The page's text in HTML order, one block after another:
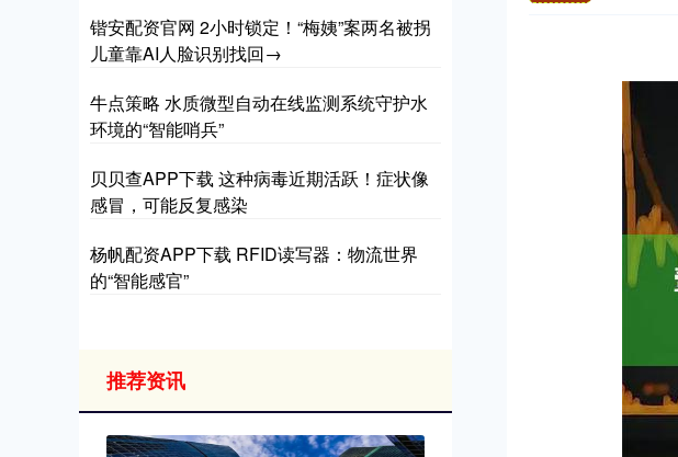
锴安配资官网 2小时锁定！“梅姨”案两名被拐
儿童靠AI人脸识别找回→
牛点策略 水质微型自动在线监测系统守护水
环境的“智能哨兵”
贝贝查APP下载 这种病毒近期活跃！症状像
感冒，可能反复感染
杨帆配资APP下载 RFID读写器：物流世界
的“智能感官”
推荐资讯